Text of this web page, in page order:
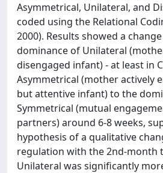
Asymmetrical, Unilateral, and
coded using the Relational
2000). Results showed a
dominance of Unilateral
disengaged infant) - at least in
Asymmetrical (mother actively
but attentive infant) to the
Symmetrical (mutual
partners) around 6-8 weeks,
hypothesis of a qualitative
regulation with the 2nd-month
Unilateral was significantly